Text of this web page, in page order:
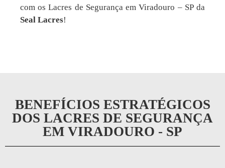
com os Lacres de Segurança em Viradouro – SP da
Seal Lacres!
BENEFÍCIOS ESTRATÉGICOS
DOS LACRES DE SEGURANÇA
EM VIRADOURO - SP